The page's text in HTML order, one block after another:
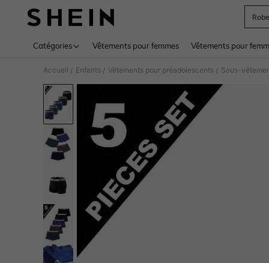
Robe
Catégories Vêtements pour femmes Vêtements pour
Accueil / Enfants / Vêtements pour préadolescents / Sous-